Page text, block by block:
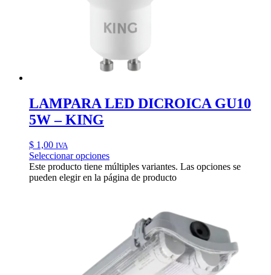
LAMPARA LED DICROICA GU10
5W – KING
$ 1,00 IVA
Seleccionar opciones
Este producto tiene múltiples variantes. Las opciones se
pueden elegir en la página de producto